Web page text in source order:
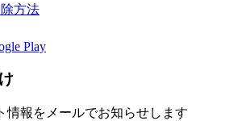
方法
Play
情報をメールでお知らせします